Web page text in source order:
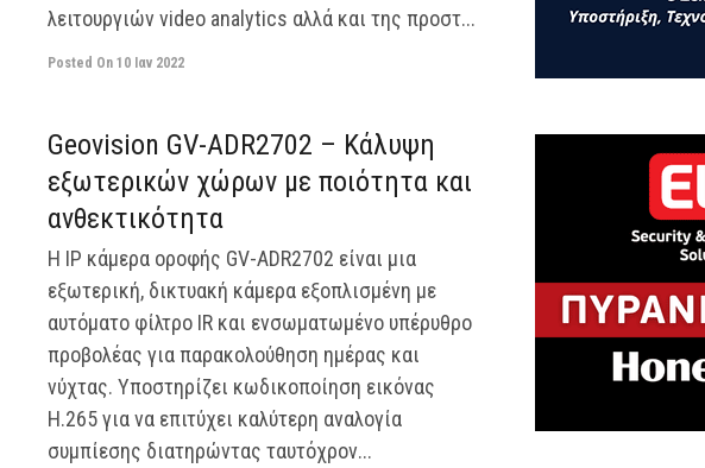
λειτουργιών video analytics αλλά και της προστ...
Posted On 10 Ιαν 2022
Geovision GV-ADR2702 – Κάλυψη
εξωτερικών χώρων με ποιότητα και
ανθεκτικότητα
Η IP κάμερα οροφής GV-ADR2702 είναι μια
εξωτερική, δικτυακή κάμερα εξοπλισμένη με
αυτόματο φίλτρο IR και ενσωματωμένο υπέρυθρο
προβολέας για παρακολούθηση ημέρας και
νύχτας. Υποστηρίζει κωδικοποίηση εικόνας
H.265 για να επιτύχει καλύτερη αναλογία
συμπίεσης διατηρώντας ταυτόχρον...